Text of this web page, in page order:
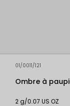
01/0011/121
Ombre à
2 g/0.07 US OZ